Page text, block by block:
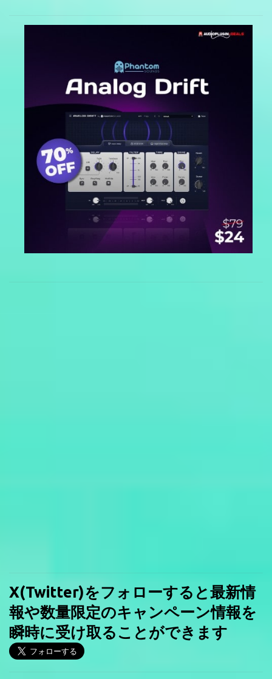
X(Twitter)をフォローすると最新情
報や数量限定のキャンペーン情報を
瞬時に受け取ることができます